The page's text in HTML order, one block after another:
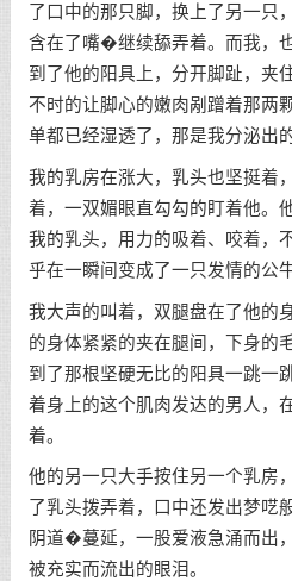
了口中的那只脚，换上了另一只
含在了嘴�继续舔弄着。而我，
到了他的阳具上，分开脚趾，夹
不时的让脚心的嫩肉剐蹭着那两
单都已经湿透了，那是我分泌
我的乳房在涨大，乳头也坚挺着
着，一双媚眼直勾勾的盯着他。
我的乳头，用力的吸着、咬着，
乎在一瞬间变成了一只发情的公
我大声的叫着，双腿盘在了他的
的身体紧紧的夹在腿间，下身的
到了那根坚硬无比的阳具一跳一
着身上的这个肌肉发达的男人，
着。
他的另一只大手按住另一个乳房
了乳头拨弄着，口中还发出梦呓
阴道�蔓延，一股爱液急涌而出
被充实而流出的眼泪。